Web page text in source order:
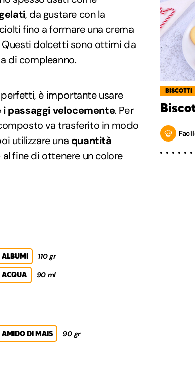
, da gustare con la
fino a formare una crema
Questi dolcetti sono ottimi da
di compleanno.
è importante usare
i passaggi velocemente. Per
va trasferito in modo
utilizzare una quantità
al fine di ottenere un colore
ALBUMI 110 gr
ACQUA 90 ml
AMIDO DI MAIS 90 gr
BISCOTTI